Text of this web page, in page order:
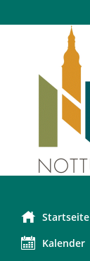
Startseite
Kalender